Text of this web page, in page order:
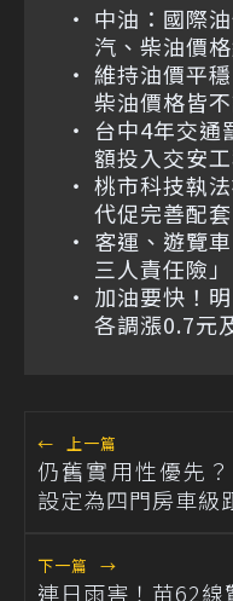
中油：國際
汽、柴油價
維持油價平
柴油價格皆
台中4年交通
額投入交安
桃市科技執
代促完善配
客運、遊覽
三人責任險
加油要快！
各調漲0.7元
← 上一篇
仍舊實用性優先
設定為四門房車級
下一篇 →
連日雨害！苗62